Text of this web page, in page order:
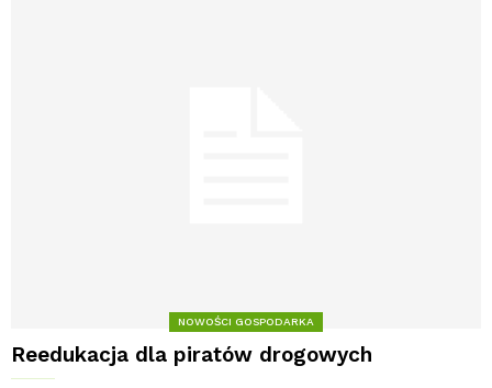
NOWOŚCI GOSPODARKA
Reedukacja dla piratów drogowych